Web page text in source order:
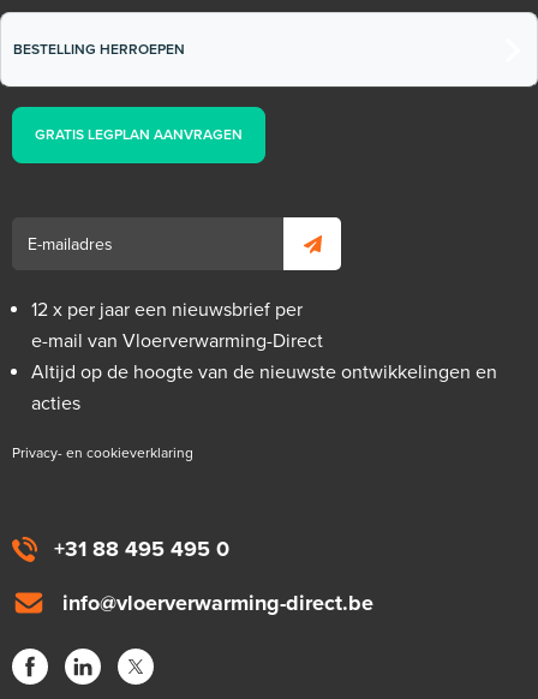
+31 88 495 495 0
info@vloerverwarming-direct.be
BESTELLING HERROEPEN
GRATIS LEGPLAN AANVRAGEN
12 x per jaar een nieuwsbrief per
e-mail van Vloerverwarming-Direct
Altijd op de hoogte van de nieuwste ontwikkelingen en
acties
Privacy- en cookieverklaring